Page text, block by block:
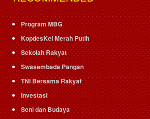
Program MBG
KopdesKel Merah Putih
Sekolah Rakyat
Swasembada Pangan
TNI Bersama Rakyat
Investasi
Seni dan Budaya